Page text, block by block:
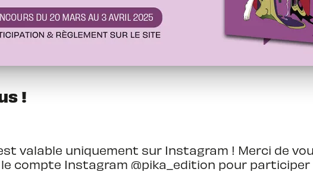
!
valable uniquement sur Instagram ! Merci de
compte Instagram @pika_edition pour participer